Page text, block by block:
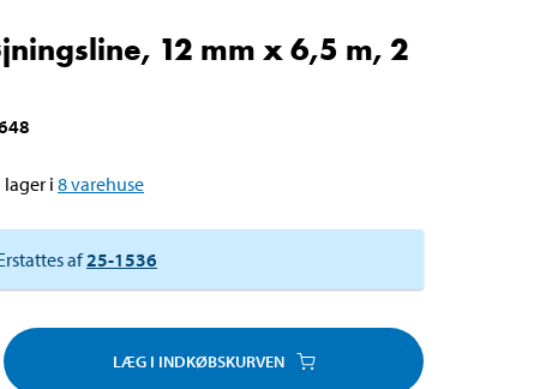
12 mm x 6,5 m, 2
lager i 8varehuse
af25-1536
LÆG I INDKØBSKURVEN